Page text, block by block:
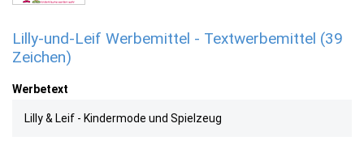
Lilly-und-Leif Werbemittel - Textwerbemittel (39
Zeichen)
Werbetext
Lilly & Leif - Kindermode und Spielzeug